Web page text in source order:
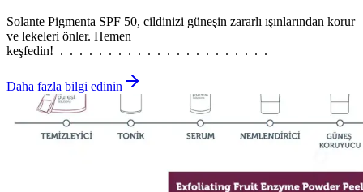
Solante Pigmenta SPF 50, cildinizi güneşin zararlı ışınlarından korur
ve lekeleri önler. Hemen
keşfedin! . . . . . . . . . . . . . . . . . . . . . .
Daha fazla bilgi edinin